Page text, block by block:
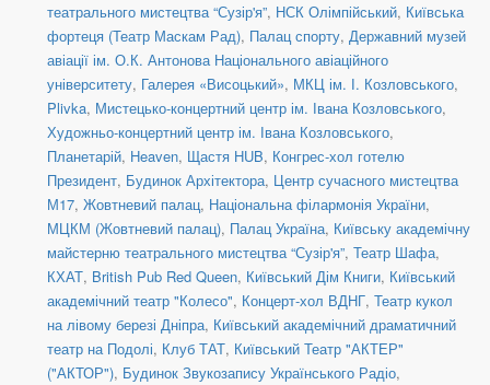
театрального мистецтва “Сузір'я”, НСК Олімпійський, Київська
фортеця (Театр Маскам Рад), Палац спорту, Державний музей
авіації ім. О.К. Антонова Національного авіаційного
університету, Галерея «Висоцький», МКЦ ім. І. Козловського,
Plivka, Мистецько-концертний центр ім. Івана Козловського,
Художньо-концертний центр ім. Івана Козловського,
Планетарій, Heaven, Щастя HUB, Конгрес-хол готелю
Президент, Будинок Архітектора, Центр сучасного мистецтва
М17, Жовтневий палац, Національна філармонія України,
МЦКМ (Жовтневий палац), Палац Україна, Київську академічну
майстерню театрального мистецтва “Сузір'я”, Театр Шафа,
КХАТ, British Pub Red Queen, Київський Дім Книги, Київський
академічний театр "Колесо", Концерт-хол ВДНГ, Театр кукол
на лівому березі Дніпра, Київський академічний драматичний
театр на Подолі, Клуб ТАТ, Київський Театр "АКТЕР"
("АКТОР"), Будинок Звукозапису Українського Радіо,